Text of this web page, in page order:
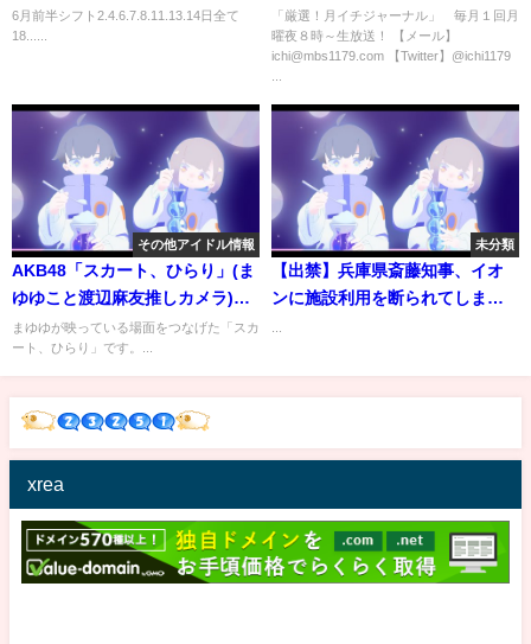
6月前半シフト2.4.6.7.8.11.13.14日全て
18......
チジャーナル 2022.06.27放送＞
「厳選！月イチジャーナル」 毎月１回月
曜夜８時～生放送！ 【メール】
ichi@mbs1179.com 【Twitter】@ichi1179
その他アイドル情報
AKB48「スカート、ひらり」(ま
ゆゆこと渡辺麻友推しカメラ)
[ksrhyde]
まゆゆが映っている場面をつなげた「スカ
ート、ひらり」です。...
未分類
【出禁】兵庫県斎藤知事、イオ
ンに施設利用を断られてしまう #
治 #話題 #炎上
xrea